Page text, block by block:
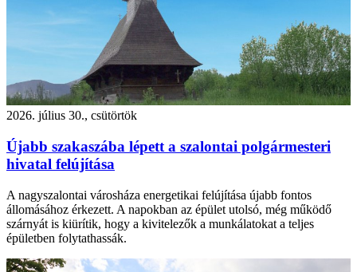
2026. július 30., csütörtök
Újabb szakaszába lépett a szalontai polgármesteri
hivatal felújítása
A nagyszalontai városháza energetikai felújítása újabb fontos
állomásához érkezett. A napokban az épület utolsó, még működő
szárnyát is kiürítik, hogy a kivitelezők a munkálatokat a teljes
épületben folytathassák.